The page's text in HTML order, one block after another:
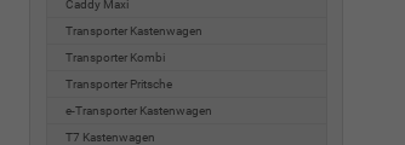
Caddy Maxi
Transporter Kastenwagen
Transporter Kombi
Transporter Pritsche
e-Transporter Kastenwagen
T7 Kastenwagen